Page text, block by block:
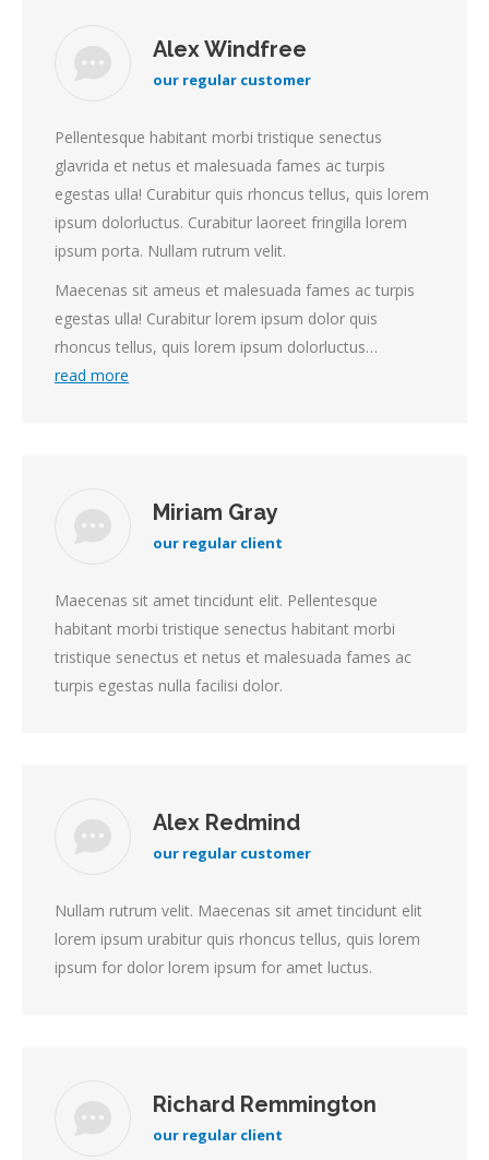
Alex Windfree
our regular customer
Pellentesque habitant morbi tristique senectus
glavrida et netus et malesuada fames ac turpis
egestas ulla! Curabitur quis rhoncus tellus, quis lorem
ipsum dolorluctus. Curabitur laoreet fringilla lorem
ipsum porta. Nullam rutrum velit.
Maecenas sit ameus et malesuada fames ac turpis
egestas ulla! Curabitur lorem ipsum dolor quis
rhoncus tellus, quis lorem ipsum dolorluctus…
read more
Miriam Gray
our regular client
Maecenas sit amet tincidunt elit. Pellentesque
habitant morbi tristique senectus habitant morbi
tristique senectus et netus et malesuada fames ac
turpis egestas nulla facilisi dolor.
Alex Redmind
our regular customer
Nullam rutrum velit. Maecenas sit amet tincidunt elit
lorem ipsum urabitur quis rhoncus tellus, quis lorem
ipsum for dolor lorem ipsum for amet luctus.
Richard Remmington
our regular client